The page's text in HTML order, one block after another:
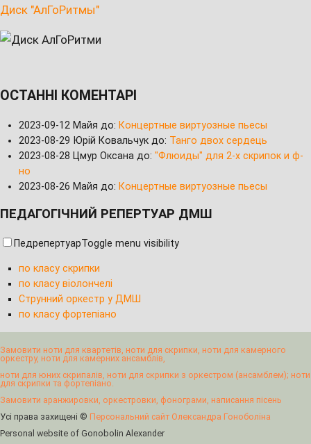
Диск "АлГоРитмы"
ОСТАННІ КОМЕНТАРІ
2023-09-12 Майя до: Концертные виртуозные пьесы
2023-08-29 Юрій Ковальчук до: Танго двох сердець
2023-08-28 Цмур Оксана до: "Флюиды" для 2-х скрипок и ф-
но
2023-08-26 Майя до: Концертные виртуозные пьесы
ПЕДАГОГІЧНИЙ РЕПЕРТУАР ДМШ
ПедрепертуарToggle menu visibility
по класу скрипки
по класу віолончелі
Струнний оркестр у ДМШ
по класу фортепіано
Замовити ноти для квартетів, ноти для скрипки, ноти для камерного
оркестру, ноти для камерних ансамблів,
ноти для юних скрипалів, ноти для скрипки з оркестром (ансамблем); ноти
для скрипки та фортепіано.
Замовити аранжировки, оркестровки, фонограми, написання пісень
Усі права захищені © Персональний сайт Олександра Гоноболіна
Personal website of Gonobolin Alexander